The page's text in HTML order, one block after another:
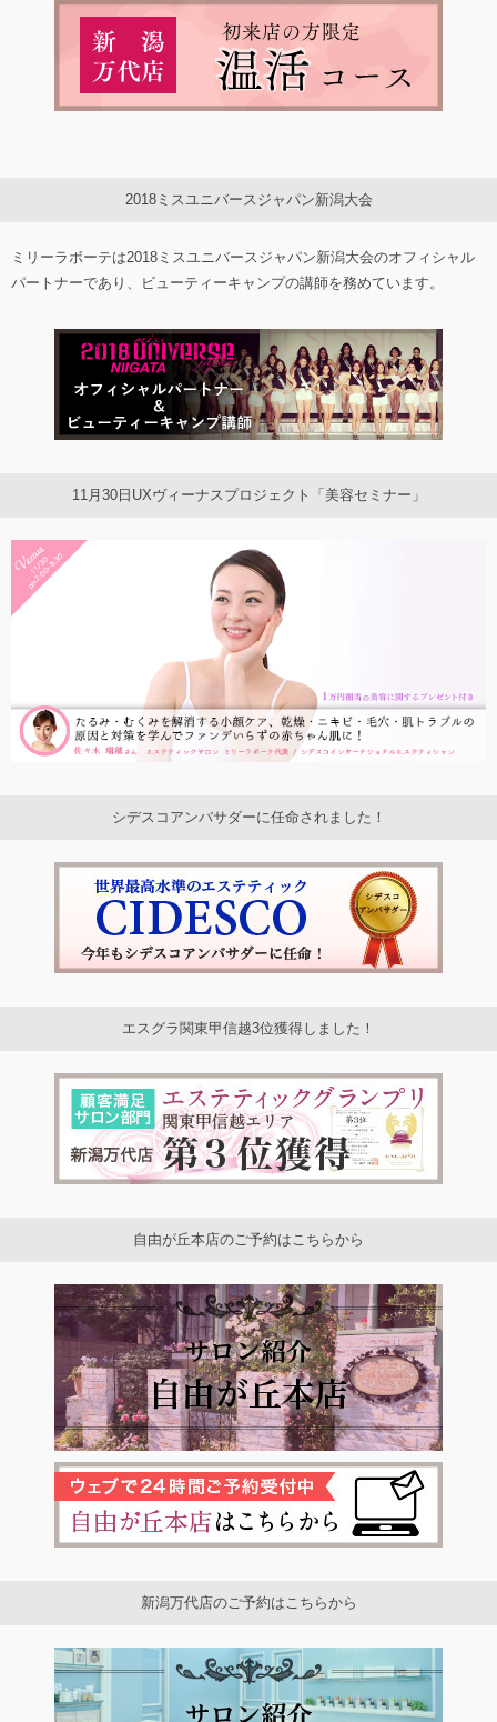
2018ミスユニバースジャパン新潟大会
ミリーラボーテは2018ミスユニバースジャパン新潟大会のオフィシャル
パートナーであり、ビューティーキャンプの講師を務めています。
11月30日UXヴィーナスプロジェクト「美容セミナー」
シデスコアンバサダーに任命されました！
エスグラ関東甲信越3位獲得しました！
自由が丘本店のご予約はこちらから
新潟万代店のご予約はこちらから